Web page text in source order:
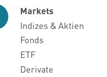
Markets
Indizes & Aktien
Fonds
ETF
Derivate